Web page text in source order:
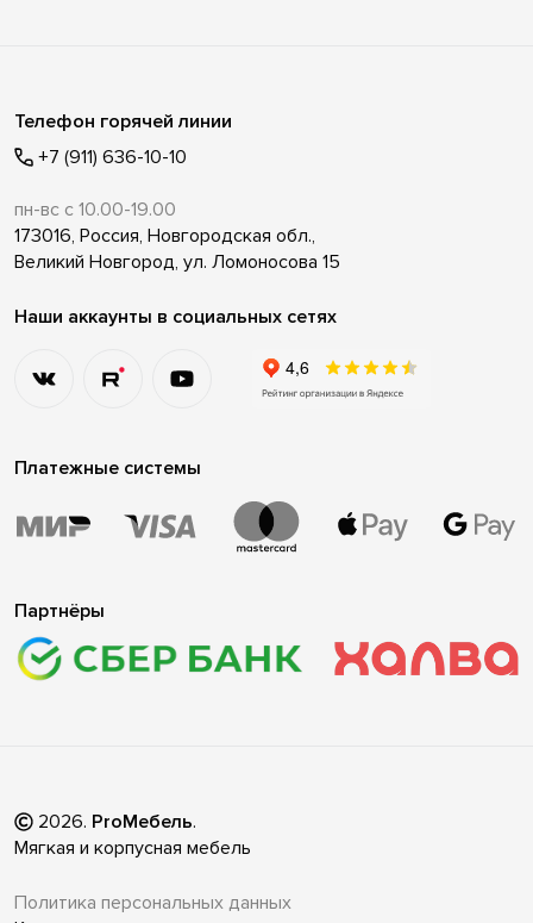
Телефон горячей линии
+7 (911) 636-10-10
пн-вс с 10.00-19.00
173016, Россия, Новгородская обл.,
Великий Новгород, ул. Ломоносова 15
Наши аккаунты в социальных сетях
Платежные системы
Партнёры
2026. ProМебель.
Мягкая и корпусная мебель
Политика персональных данных